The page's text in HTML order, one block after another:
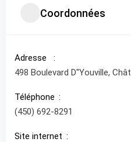
Coordonnées
Adresse
498 Boulevard D"Youville,
Téléphone
(450) 692-8291
Site internet